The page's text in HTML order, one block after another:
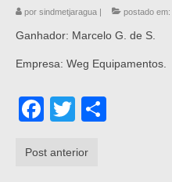
por sindmetjaragua postado em:
Ganhador: Marcelo G. de S.
Empresa: Weg Equipamentos.
Facebook
Twitter
Post anterior